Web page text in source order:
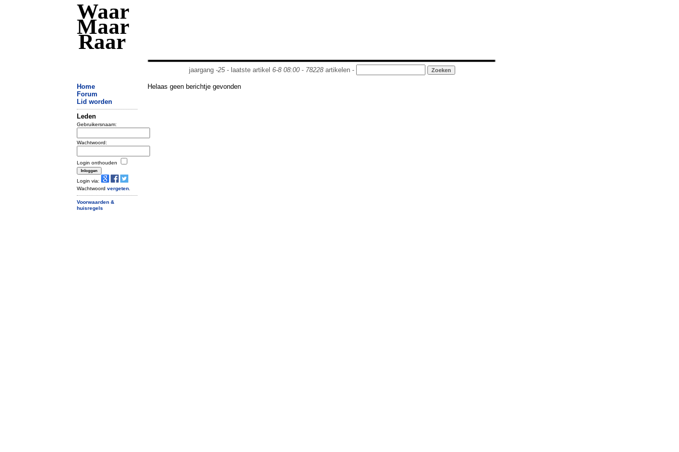
Waar
Maar
Raar
jaargang -25- laatste artikel 6-8 08:00- 78228artikelen -
Home
Forum
Lid worden
Leden
Gebruikersnaam:
Wachtwoord:
Login onthouden
Login via:
Wachtwoord vergeten.
Voorwaarden &
huisregels
Helaas geen berichtje gevonden